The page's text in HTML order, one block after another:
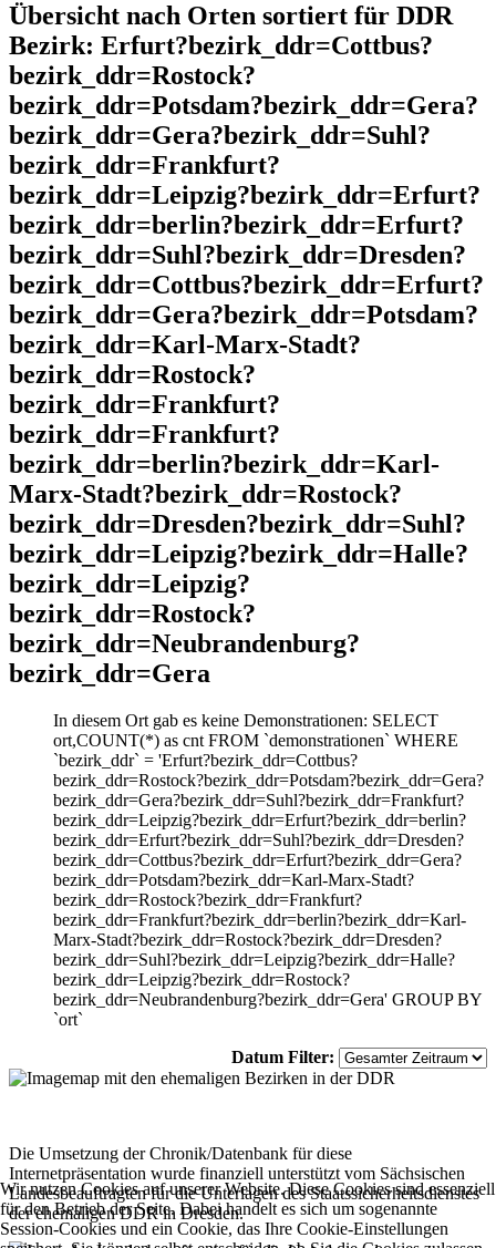
Übersicht nach Orten sortiert für DDR
Bezirk: Erfurt?bezirk_ddr=Cottbus?
bezirk_ddr=Rostock?
bezirk_ddr=Potsdam?bezirk_ddr=Gera?
bezirk_ddr=Gera?bezirk_ddr=Suhl?
bezirk_ddr=Frankfurt?
bezirk_ddr=Leipzig?bezirk_ddr=Erfurt?
bezirk_ddr=berlin?bezirk_ddr=Erfurt?
bezirk_ddr=Suhl?bezirk_ddr=Dresden?
bezirk_ddr=Cottbus?bezirk_ddr=Erfurt?
bezirk_ddr=Gera?bezirk_ddr=Potsdam?
bezirk_ddr=Karl-Marx-Stadt?
bezirk_ddr=Rostock?
bezirk_ddr=Frankfurt?
bezirk_ddr=Frankfurt?
bezirk_ddr=berlin?bezirk_ddr=Karl-
Marx-Stadt?bezirk_ddr=Rostock?
bezirk_ddr=Dresden?bezirk_ddr=Suhl?
bezirk_ddr=Leipzig?bezirk_ddr=Halle?
bezirk_ddr=Leipzig?
bezirk_ddr=Rostock?
bezirk_ddr=Neubrandenburg?
bezirk_ddr=Gera
In diesem Ort gab es keine Demonstrationen: SELECT
ort,COUNT(*) as cnt FROM `demonstrationen` WHERE
`bezirk_ddr` = 'Erfurt?bezirk_ddr=Cottbus?
bezirk_ddr=Rostock?bezirk_ddr=Potsdam?bezirk_ddr=Gera?
bezirk_ddr=Gera?bezirk_ddr=Suhl?bezirk_ddr=Frankfurt?
bezirk_ddr=Leipzig?bezirk_ddr=Erfurt?bezirk_ddr=berlin?
bezirk_ddr=Erfurt?bezirk_ddr=Suhl?bezirk_ddr=Dresden?
bezirk_ddr=Cottbus?bezirk_ddr=Erfurt?bezirk_ddr=Gera?
bezirk_ddr=Potsdam?bezirk_ddr=Karl-Marx-Stadt?
bezirk_ddr=Rostock?bezirk_ddr=Frankfurt?
bezirk_ddr=Frankfurt?bezirk_ddr=berlin?bezirk_ddr=Karl-
Marx-Stadt?bezirk_ddr=Rostock?bezirk_ddr=Dresden?
bezirk_ddr=Suhl?bezirk_ddr=Leipzig?bezirk_ddr=Halle?
bezirk_ddr=Leipzig?bezirk_ddr=Rostock?
bezirk_ddr=Neubrandenburg?bezirk_ddr=Gera' GROUP BY
`ort`
Datum Filter:
Die Umsetzung der Chronik/Datenbank für diese
Internetpräsentation wurde finanziell unterstützt vom Sächsischen
Landesbeauftragten für die Unterlagen des Staatssicherheitsdienstes
der ehemaligen DDR in Dresden.
Wir nutzen Cookies auf unserer Website. Diese Cookies sind essenziell
für den Betrieb der Seite. Dabei handelt es sich um sogenannte
Session-Cookies und ein Cookie, das Ihre Cookie-Einstellungen